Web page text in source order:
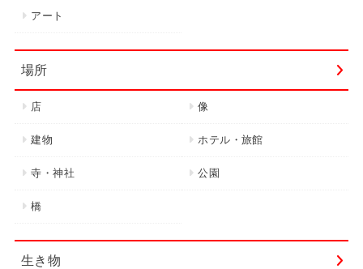
アート
場所
店 像
建物 ホテル・旅館
寺・神社 公園
橋
生き物